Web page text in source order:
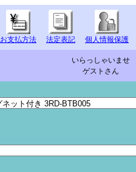
お支払方法 法定表記 個人情報保護
いらっしゃいませ
ゲストさん